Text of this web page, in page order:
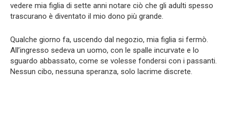
vedere mia figlia di sette anni notare ciò che gli adulti spesso
trascurano è diventato il mio dono più grande.
Qualche giorno fa, uscendo dal negozio, mia figlia si fermò.
All’ingresso sedeva un uomo, con le spalle incurvate e lo
sguardo abbassato, come se volesse fondersi con i passanti.
Nessun cibo, nessuna speranza, solo lacrime discrete.